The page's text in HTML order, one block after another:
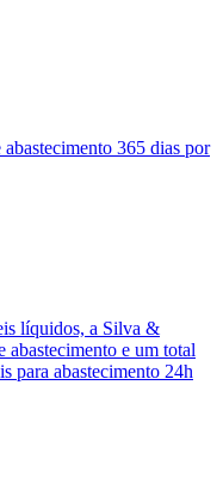
365 dias por
líquidos, a Silva &
abastecimento e um total
para abastecimento 24h